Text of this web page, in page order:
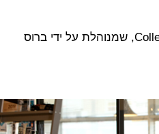
אינוויז תונפק באמצעות Collective Growth Corporation, שמנוהלת על ידי ברוס